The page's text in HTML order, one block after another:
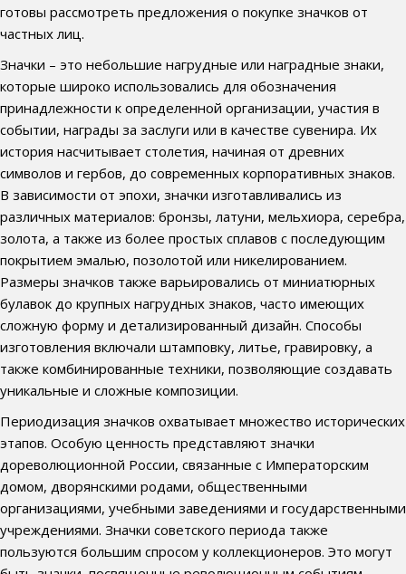
готовы рассмотреть предложения о покупке значков от
частных лиц.
Значки – это небольшие нагрудные или наградные знаки,
которые широко использовались для обозначения
принадлежности к определенной организации, участия в
событии, награды за заслуги или в качестве сувенира. Их
история насчитывает столетия, начиная от древних
символов и гербов, до современных корпоративных знаков.
В зависимости от эпохи, значки изготавливались из
различных материалов: бронзы, латуни, мельхиора, серебра,
золота, а также из более простых сплавов с последующим
покрытием эмалью, позолотой или никелированием.
Размеры значков также варьировались от миниатюрных
булавок до крупных нагрудных знаков, часто имеющих
сложную форму и детализированный дизайн. Способы
изготовления включали штамповку, литье, гравировку, а
также комбинированные техники, позволяющие создавать
уникальные и сложные композиции.
Периодизация значков охватывает множество исторических
этапов. Особую ценность представляют значки
дореволюционной России, связанные с Императорским
домом, дворянскими родами, общественными
организациями, учебными заведениями и государственными
учреждениями. Значки советского периода также
пользуются большим спросом у коллекционеров. Это могут